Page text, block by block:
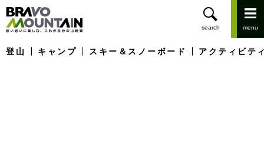
登山 キャンプ スキー＆スノーボード アクティビテ